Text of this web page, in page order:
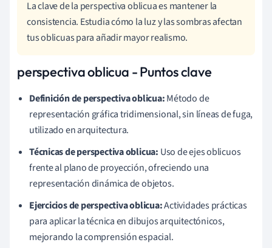
La clave de la perspectiva oblicua es mantener la
consistencia. Estudia cómo la luz y las sombras afectan
tus oblicuas para añadir mayor realismo.
perspectiva oblicua - Puntos clave
Definición de perspectiva oblicua:Método de
representación gráfica tridimensional, sin líneas de fuga,
utilizado en arquitectura.
Técnicas de perspectiva oblicua: Uso de ejes oblicuos
frente al plano de proyección, ofreciendo una
representación dinámica de objetos.
Ejercicios de perspectiva oblicua:Actividades prácticas
para aplicar la técnica en dibujos arquitectónicos,
mejorando la comprensión espacial.